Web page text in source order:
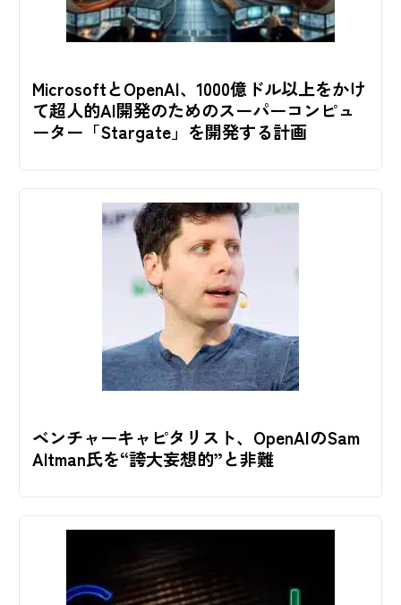
MicrosoftとOpenAI、1000億ドル以上をかけ
て超人的AI開発のためのスーパーコンピュ
ーター「Stargate」を開発する計画
ベンチャーキャピタリスト、OpenAIのSam
Altman氏を“誇大妄想的”と非難